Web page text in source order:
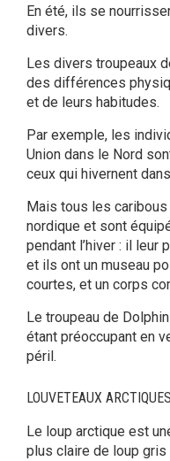
En été, ils se
divers.
Les divers troupeaux
des différences
et de leurs habitudes.
Par exemple, les
Union dans le Nord
ceux qui hivernent
Mais tous les
nordique et sont
pendant l’hiver : il leur
et ils ont un museau
courtes, et un corps
Le troupeau de
étant préoccupant en
péril.
LOUVETEAUX ARCTIQUES
Le loup arctique est
plus claire de loup gris